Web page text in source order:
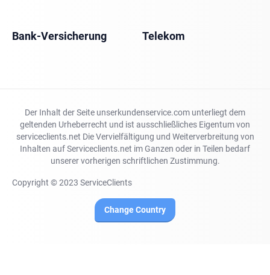
Bank-Versicherung Telekom
Der Inhalt der Seite unserkundenservice.com unterliegt dem
geltenden Urheberrecht und ist ausschließliches Eigentum von
serviceclients.net Die Vervielfältigung und Weiterverbreitung von
Inhalten auf Serviceclients.net im Ganzen oder in Teilen bedarf
unserer vorherigen schriftlichen Zustimmung.
Copyright © 2023 ServiceClients
Change Country